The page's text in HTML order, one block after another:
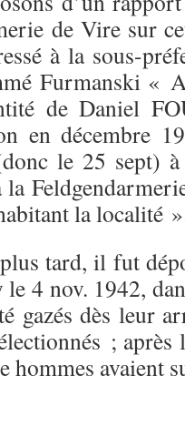
de Vire sur
à la sous-
Furmanski «
de Daniel
en décembre
le 25 sept)
la
la localité
tard, il fut
le 4 nov. 1942,
gazés dès leur
; après
hommes avaient